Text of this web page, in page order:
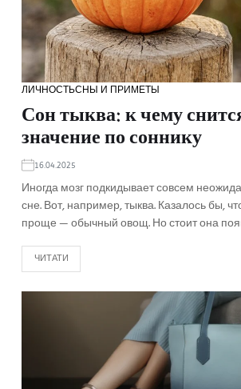
ЛИЧНОСТЬСНЫ И ПРИМЕТЫ
Сон тыква: к чему
значение по соннику
16.04.2025
Иногда мозг подкидывает совсем
сне. Вот, например, тыква. Казалось бы,
проще — обычный овощ. Но стоит она
ЧИТАТИ